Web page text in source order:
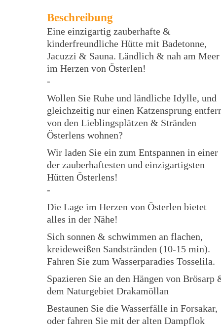
Beschreibung
Eine einzigartig zauberhafte &
kinderfreundliche Hütte mit Badetonne,
Jacuzzi & Sauna. Ländlich & nah am Meer
im Herzen von Österlen!
-
Wollen Sie Ruhe und ländliche Idylle, und
gleichzeitig nur einen Katzensprung
von den Lieblingsplätzen & Stränden
Österlens wohnen?
Wir laden Sie ein zum Entspannen in einer
der zauberhaftesten und einzigartigsten
Hütten Österlens!
-
Die Lage im Herzen von Österlen bietet
alles in der Nähe!
Sich sonnen & schwimmen an flachen,
kreideweißen Sandstränden (10-15 min).
Fahren Sie zum Wasserparadies Tosselila.
Spazieren Sie an den Hängen von Brösarp
dem Naturgebiet Drakamöllan
Bestaunen Sie die Wasserfälle in Forsakar,
oder fahren Sie mit der alten Dampflok